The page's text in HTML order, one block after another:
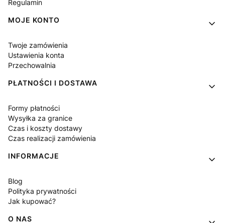
Regulamin
MOJE KONTO
Twoje zamówienia
Ustawienia konta
Przechowalnia
PŁATNOŚCI I DOSTAWA
Formy płatności
Wysyłka za granice
Czas i koszty dostawy
Czas realizacji zamówienia
INFORMACJE
Blog
Polityka prywatności
Jak kupować?
O NAS